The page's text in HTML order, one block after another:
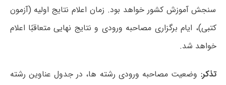
سنجش آموزش کشور خواهد بود. زمان اعلام نتایج اولیه (آزمون
کتبی)، ایام برگزاری مصاحبه ورودی و نتایج نهایی متعاقبًا اعلام
خواهد شد.
تذکر: وضعیت مصاحبه ورودی رشته ها، در جدول عناوین رشته